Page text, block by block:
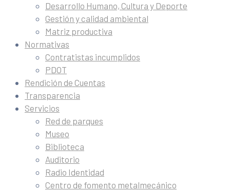
Desarrollo Humano, Cultura y Deporte
Gestión y calidad ambiental
Matriz productiva
Normativas
Contratistas incumplidos
PDOT
Rendición de Cuentas
Transparencia
Servicios
Red de parques
Museo
Biblioteca
Auditorio
Radio Identidad
Centro de fomento metalmecánico